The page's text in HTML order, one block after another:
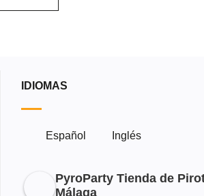
IDIOMAS
Español Inglés
PyroParty Tienda de
Málaga